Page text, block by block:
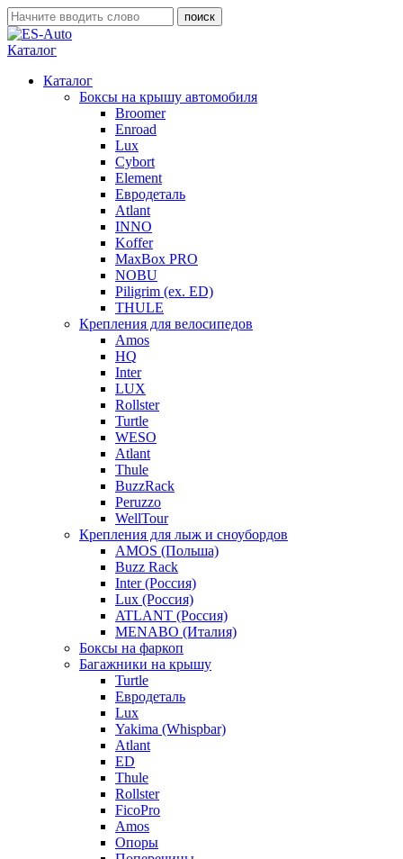
Каталог
Каталог
Боксы на крышу автомобиля
Broomer
Enroad
Lux
Cybort
Element
Евродеталь
Atlant
INNO
Koffer
MaxBox PRO
NOBU
Piligrim (ex. ED)
THULE
Крепления для велосипедов
Amos
HQ
Inter
LUX
Rollster
Turtle
WESO
Atlant
Thule
BuzzRack
Peruzzo
WellTour
Крепления для лыж и сноубордов
AMOS (Польша)
Buzz Rack
Inter (Россия)
Lux (Россия)
ATLANT (Россия)
MENABO (Италия)
Боксы на фаркоп
Багажники на крышу
Turtle
Евродеталь
Lux
Yakima (Whispbar)
Atlant
ED
Thule
Rollster
FicoPro
Amos
Опоры